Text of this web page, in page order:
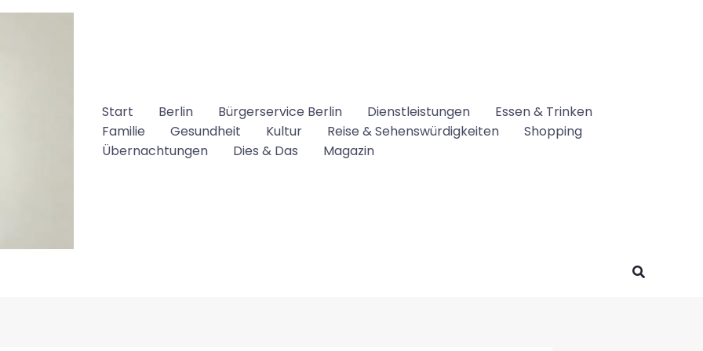
Start Berlin Bürgerservice Berlin Dienstleistungen
Essen & Trinken
Familie
Gesundheit Kultur Reise & Sehenswürdigkeiten
Shopping
Übernachtungen
Dies & Das Magazin
Suchen